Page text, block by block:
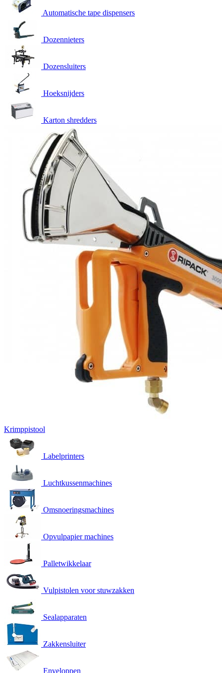
Automatische tape dispensers
Dozennieters
Dozensluiters
Hoeksnijders
Karton shredders
Krimppistool
Labelprinters
Luchtkussenmachines
Omsnoeringsmachines
Opvulpapier machines
Palletwikkelaar
Vulpistolen voor stuwzakken
Sealapparaten
Zakkensluiter
Enveloppen